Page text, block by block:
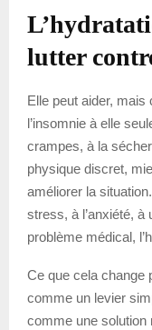
lutter
Elle peut aider, mais
l’insomnie à elle
crampes, à la
physique discret,
améliorer la
stress, à l’anxiété, à
problème médical,
Ce que cela change
comme un levier
comme une solution